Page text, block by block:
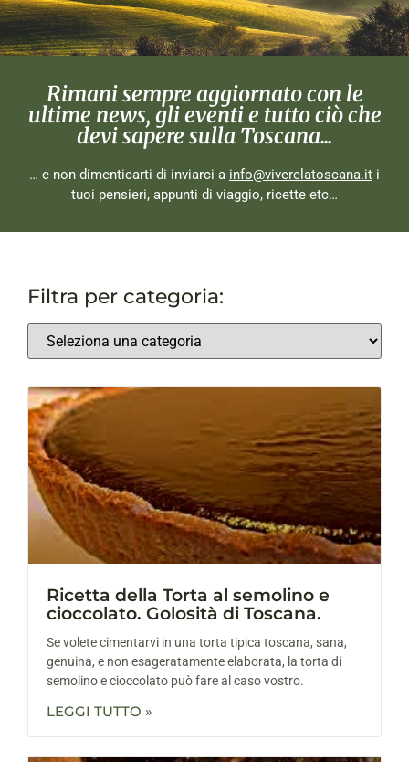
Rimani sempre aggiornato con le
ultime news, gli eventi e tutto ciò che
devi sapere sulla Toscana...
… e non dimenticarti di inviarci a info@viverelatoscana.it i
tuoi pensieri, appunti di viaggio, ricette etc…
Filtra per categoria:
Ricetta della Torta al semolino e
cioccolato. Golosità di Toscana.
Se volete cimentarvi in una torta tipica toscana, sana,
genuina, e non esageratamente elaborata, la torta di
semolino e cioccolato può fare al caso vostro.
LEGGI TUTTO »